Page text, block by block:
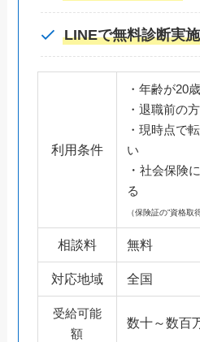
LINEで無料診断実
利用条件
・年齢が20
・退職前の
・現時点で
い
・ 社会保険
る
（保険証の”資格取
相談料 無料
対応地域 全国
受給可能
額
数十～数百